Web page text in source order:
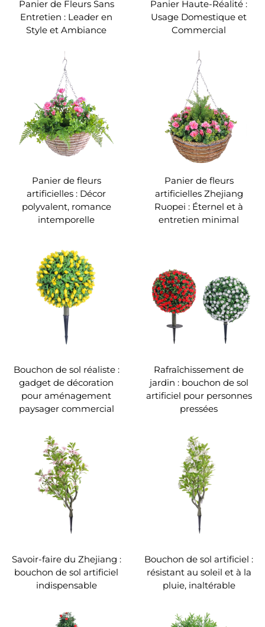
Panier de Fleurs Sans
Entretien : Leader en
Style et Ambiance
Panier Haute-Réalité :
Usage Domestique et
Commercial
Panier de fleurs
artificielles : Décor
polyvalent, romance
intemporelle
Panier de fleurs
artificielles Zhejiang
Ruopei : Éternel et à
entretien minimal
Bouchon de sol réaliste :
gadget de décoration
pour aménagement
paysager commercial
Rafraîchissement de
jardin : bouchon de sol
artificiel pour personnes
pressées
Savoir-faire du Zhejiang :
bouchon de sol artificiel
indispensable
Bouchon de sol artificiel :
résistant au soleil et à la
pluie, inaltérable